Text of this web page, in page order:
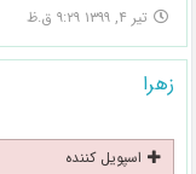
تیر ۴, ۱۳۹۹ ۹:۲۹ ق.ظ
زهرا
اسپویل کننده